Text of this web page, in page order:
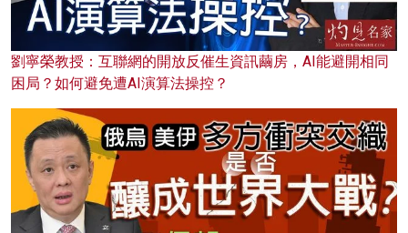
劉寧榮教授：互聯網的開放反催生資訊繭房，AI能避開相同
困局？如何避免遭AI演算法操控？